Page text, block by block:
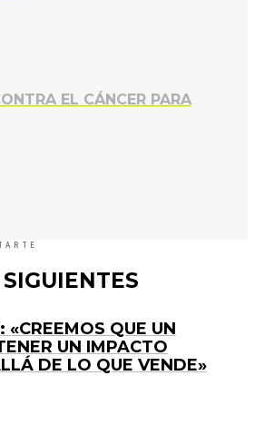
EL CÁNCER PARA
«CREEMOS QUE UN
UN IMPACTO
DE LO QUE VENDE»